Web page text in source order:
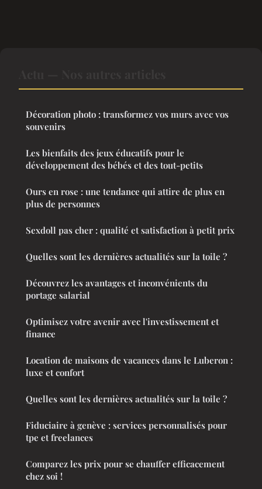
Décoration photo : transformez vos murs avec vos
souvenirs
Les bienfaits des jeux éducatifs pour le
développement des bébés et des tout-petits
Ours en rose : une tendance qui attire de plus en
plus de personnes
Sexdoll pas cher : qualité et satisfaction à petit prix
Quelles sont les dernières actualités sur la toile ?
Découvrez les avantages et inconvénients du
portage salarial
Optimisez votre avenir avec l'investissement et
finance
Location de maisons de vacances dans le Luberon :
luxe et confort
Quelles sont les dernières actualités sur la toile ?
Fiduciaire à genève : services personnalisés pour
tpe et freelances
Comparez les prix pour se chauffer efficacement
chez soi !